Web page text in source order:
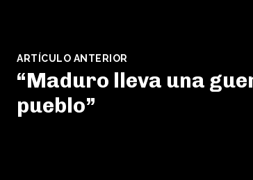
ARTÍCULO ANTERIOR
“Maduro lleva una
pueblo”